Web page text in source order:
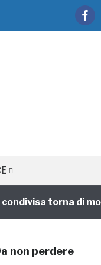
torna di moda
non perdere